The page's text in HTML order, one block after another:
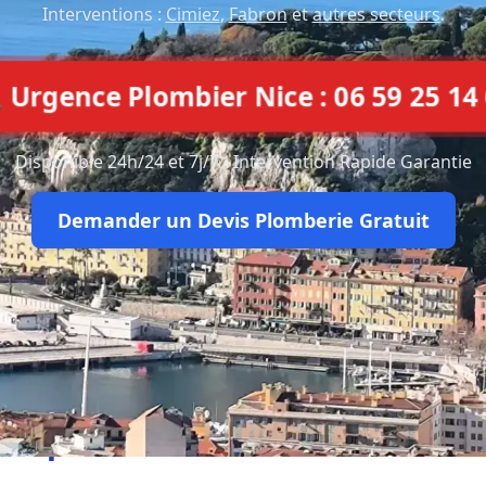
Interventions : Cimiez,Fabronetautres secteurs.
Plombier Nice : 06 59 25
Disponible 24h/24 et 7j/7 - Intervention Rapide Garantie
Demander un Devis Plomberie Gratuit
que disent nos clients à